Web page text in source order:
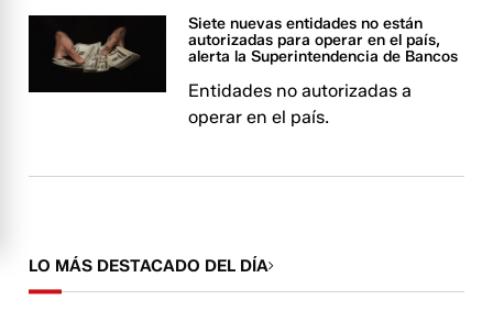
Siete nuevas entidades no están
autorizadas para operar en el país,
alerta la Superintendencia de Bancos
Entidades no autorizadas a
operar en el país.
LO MÁS DESTACADO DEL DÍA